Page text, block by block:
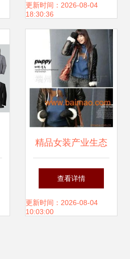
与小披肩代理加盟
指南
更新时间：2026-08-04
18:30:36
精品女装产业生态
解析 从杭派设计到
日韩风尚的代理机
查看详情
更新时间：2026-08-04
10:03:00